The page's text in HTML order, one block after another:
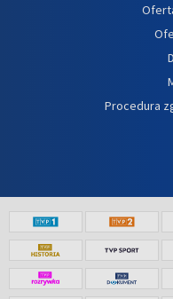
Procedura